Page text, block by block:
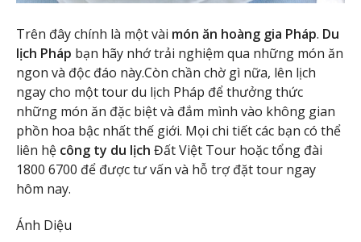
Trên đây chính là một vài món ăn hoàng gia Pháp. Du
lịch Pháp bạn hãy nhớ trải nghiệm qua những món ăn
ngon và độc đáo này.Còn chần chờ gì nữa, lên lịch
ngay cho một tour du lịch Pháp để thưởng thức
những món ăn đặc biệt và đắm mình vào không gian
phồn hoa bậc nhất thế giới. Mọi chi tiết các bạn có thể
liên hệ công ty du lịch Đất Việt Tour hoặc tổng đài
1800 6700 để được tư vấn và hỗ trợ đặt tour ngay
hôm nay.
Ánh Diệu